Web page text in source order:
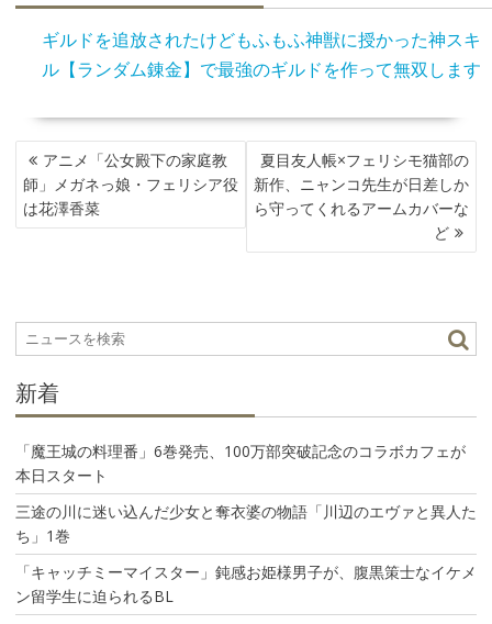
ギルドを追放されたけどもふもふ神獣に授かった神スキ
ル【ランダム錬金】で最強のギルドを作って無双します
投
稿
ナ
ビ
ョ
ン
アニメ「公女殿下の家庭教
師」メガネっ娘・フェリシア役
は花澤香菜
夏目友人帳×フェリシモ猫部の
新作、ニャンコ先生が日差しか
ら守ってくれるアームカバーな
ど
新着
「魔王城の料理番」6巻発売、100万部突破記念のコラボカフェが
本日スタート
三途の川に迷い込んだ少女と奪衣婆の物語「川辺のエヴァと異人た
ち」1巻
「キャッチミーマイスター」鈍感お姫様男子が、腹黒策士なイケメ
ン留学生に迫られるBL